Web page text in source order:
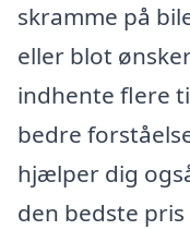
skramme på
eller blot
indhente flere
bedre
hjælper dig
den bedste